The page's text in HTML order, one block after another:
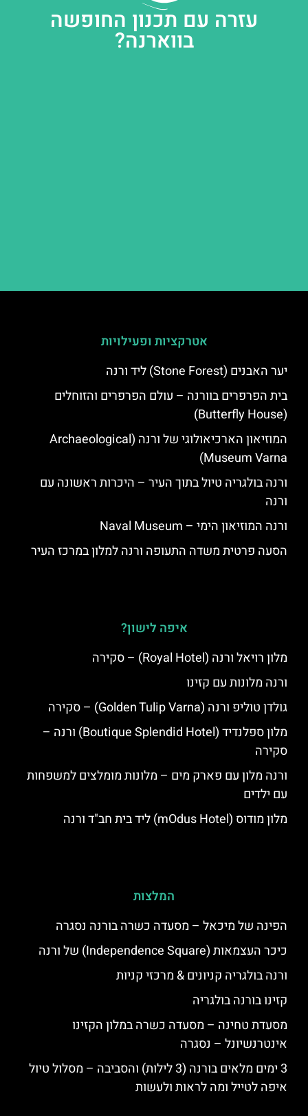
עזרה עם תכנון החופשה
בווארנה?
אטרקציות ופעילויות
יער האבנים (Stone Forest) ליד ורנה
בית הפרפרים בוורנה – עולם הפרפרים והזוחלים
(Butterfly House)
המוזיאון הארכיאולוגי של ורנה (Archaeological
Museum Varna)
ורנה בולגריה טיול בתוך העיר – היכרות ראשונה עם
ורנה
ורנה המוזיאון הימי – Naval Museum
הסעה פרטית משדה התעופה ורנה למלון במרכז העיר
איפה לישון?
מלון רויאל ורנה (Royal Hotel) – סקירה
ורנה מלונות עם קזינו
גולדן טוליפ ורנה (Golden Tulip Varna) – סקירה
מלון ספלנדיד (Boutique Splendid Hotel) ורנה –
סקירה
ורנה מלון עם פארק מים – מלונות מומלצים למשפחות
עם ילדים
מלון מודוס (mOdus Hotel) ליד בית חב"ד ורנה
המלצות
הפינה של מיכאל – מסעדה כשרה בורנה נסגרה
כיכר העצמאות (Independence Square) של ורנה
ורנה בולגריה קניונים & מרכזי קניות
קזינו בורנה בולגריה
מסעדת טחינה – מסעדה כשרה במלון הקזינו
אינטרנשיונל – נסגרה
3 ימים מלאים בורנה (3 לילות) והסביבה – מסלול טיול
איפה לטייל ומה לראות ולעשות